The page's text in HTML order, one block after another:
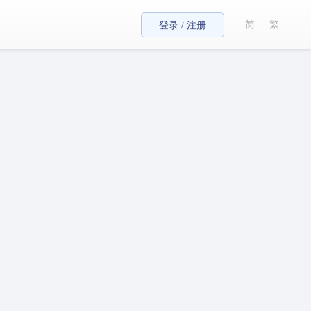
登录 / 注册 简 繁